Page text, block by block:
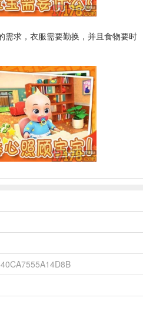
求，衣服需要勤换，并且食物要时